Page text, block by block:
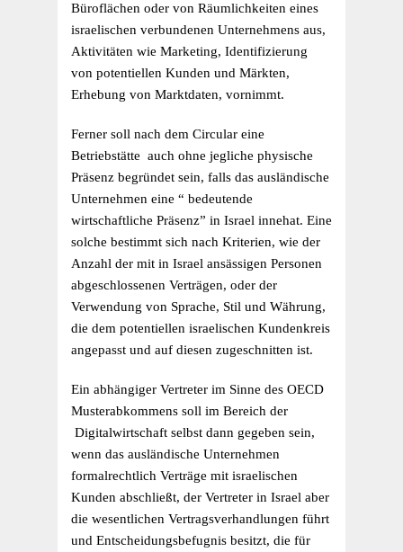
Büroflächen oder von Räumlichkeiten eines
israelischen verbundenen Unternehmens aus,
Aktivitäten wie Marketing, Identifizierung
von potentiellen Kunden und Märkten,
Erhebung von Marktdaten, vornimmt.
Ferner soll nach dem Circular eine
Betriebstätte auch ohne jegliche physische
Präsenz begründet sein, falls das ausländische
Unternehmen eine “ bedeutende
wirtschaftliche Präsenz” in Israel innehat. Eine
solche bestimmt sich nach Kriterien, wie der
Anzahl der mit in Israel ansässigen Personen
abgeschlossenen Verträgen, oder der
Verwendung von Sprache, Stil und Währung,
die dem potentiellen israelischen Kundenkreis
angepasst und auf diesen zugeschnitten ist.
Ein abhängiger Vertreter im Sinne des OECD
Musterabkommens soll im Bereich der
Digitalwirtschaft selbst dann gegeben sein,
wenn das ausländische Unternehmen
formalrechtlich Verträge mit israelischen
Kunden abschließt, der Vertreter in Israel aber
die wesentlichen Vertragsverhandlungen führt
und Entscheidungsbefugnis besitzt, die für